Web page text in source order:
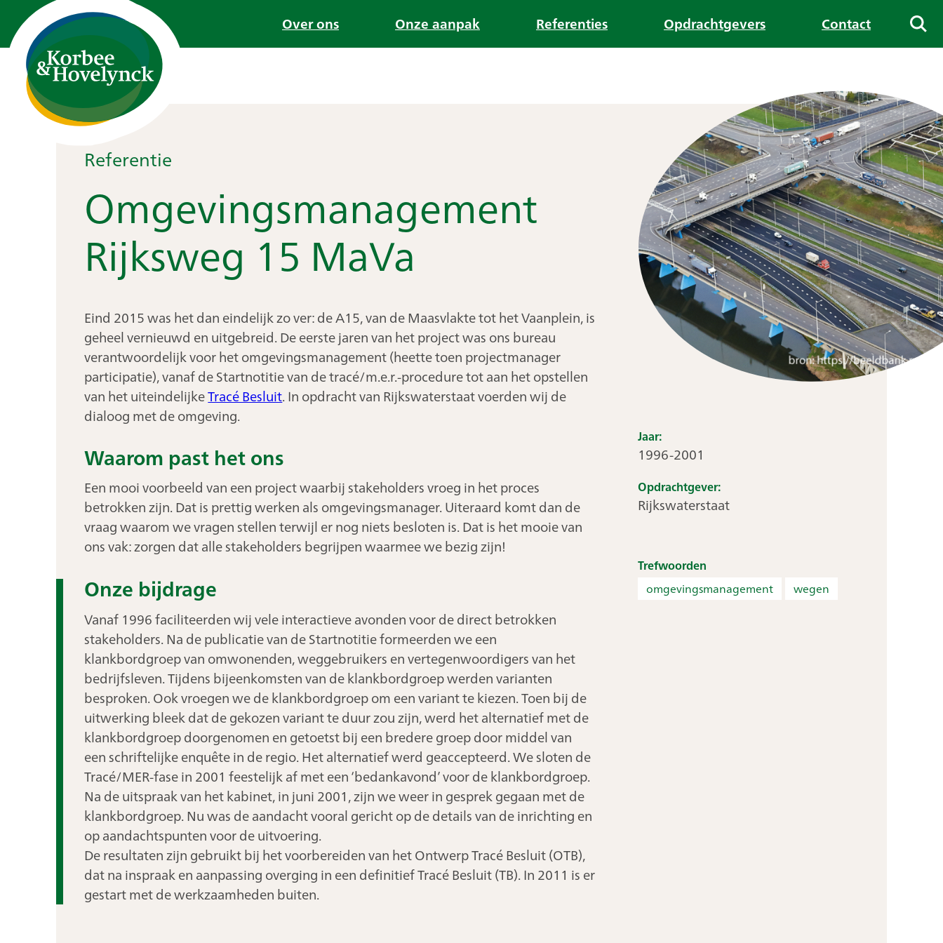
naar
de
inhoud
Over ons Onze aanpak Referenties Opdrachtgevers Contact
Referentie
Omgevingsmanagement
Rijksweg 15 MaVa
Eind 2015 was het dan eindelijk zo ver: de A15, van de Maasvlakte tot het Vaanplein, is
geheel vernieuwd en uitgebreid. De eerste jaren van het project was ons bureau
verantwoordelijk voor het omgevingsmanagement (heette toen projectmanager
participatie), vanaf de Startnotitie van de tracé/m.e.r.-procedure tot aan het opstellen
van het uiteindelijkeTracé Besluit. In opdracht van Rijkswaterstaat voerden wij de
dialoog met de omgeving.
Waarom past het ons
Een mooi voorbeeld van een project waarbij stakeholders vroeg in het proces
betrokken zijn. Dat is prettig werken als omgevingsmanager. Uiteraard komt dan de
vraag waarom we vragen stellen terwijl er nog niets besloten is. Dat is het mooie van
ons vak: zorgen dat alle stakeholders begrijpen waarmee we bezig zijn!
Onze bijdrage
Vanaf 1996 faciliteerden wij vele interactieve avonden voor de direct betrokken
stakeholders. Na de publicatie van de Startnotitie formeerden we een
klankbordgroep van omwonenden, weggebruikers en vertegenwoordigers van het
bedrijfsleven. Tijdens bijeenkomsten van de klankbordgroep werden varianten
besproken. Ook vroegen we de klankbordgroep om een variant te kiezen. Toen bij de
uitwerking bleek dat de gekozen variant te duur zou zijn, werd het alternatief met de
klankbordgroep doorgenomen en getoetst bij een bredere groep door middel van
een schriftelijke enquête in de regio. Het alternatief werd geaccepteerd. We sloten de
Tracé/MER-fase in 2001 feestelijk af met een ‘bedankavond’ voor de klankbordgroep.
Na de uitspraak van het kabinet, in juni 2001, zijn we weer in gesprek gegaan met de
klankbordgroep. Nu was de aandacht vooral gericht op de details van de inrichting en
op aandachtspunten voor de uitvoering.
De resultaten zijn gebruikt bij het voorbereiden van het Ontwerp Tracé Besluit (OTB),
dat na inspraak en aanpassing overging in een definitief Tracé Besluit (TB). In 2011 is er
gestart met de werkzaamheden buiten.
Jaar:
1996-2001
Opdrachtgever:
Rijkswaterstaat
Trefwoorden
omgevingsmanagement
wegen